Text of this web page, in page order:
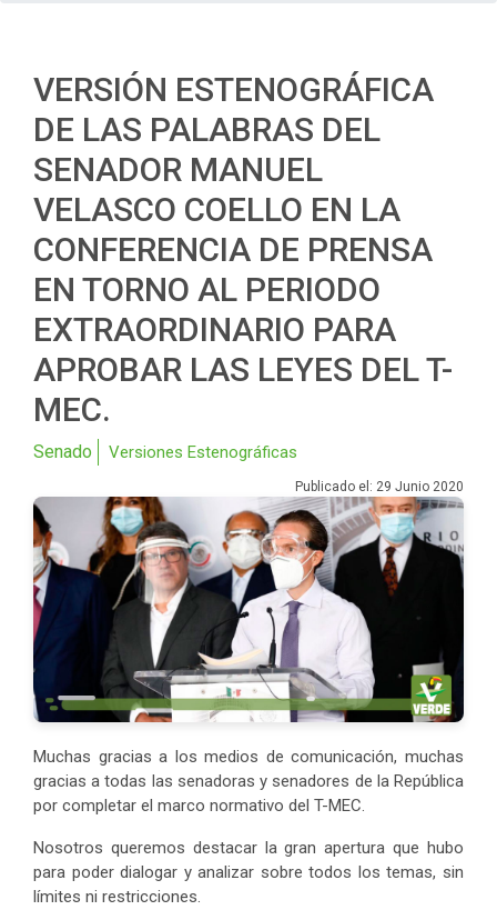
VERSIÓN ESTENOGRÁFICA
DE LAS PALABRAS DEL
SENADOR MANUEL
VELASCO COELLO EN LA
CONFERENCIA DE PRENSA
EN TORNO AL PERIODO
EXTRAORDINARIO PARA
APROBAR LAS LEYES DEL T-
MEC.
Senado Versiones Estenográficas
Publicado el: 29 Junio 2020
Muchas gracias a los medios de comunicación, muchas
gracias a todas las senadoras y senadores de la República
por completar el marco normativo del T-MEC.
Nosotros queremos destacar la gran apertura que hubo
para poder dialogar y analizar sobre todos los temas, sin
límites ni restricciones.